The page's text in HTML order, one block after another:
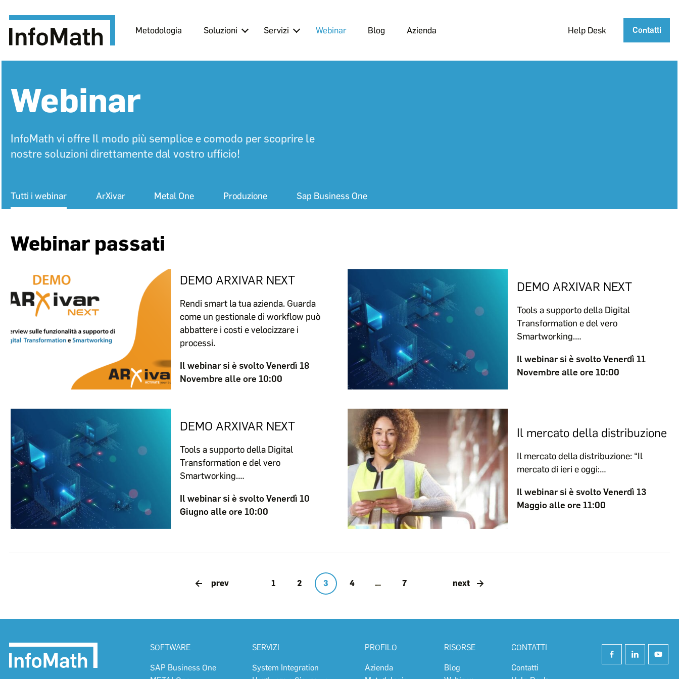
Metodologia Soluzioni Servizi Webinar Blog Azienda Help Desk Contatti
Webinar
InfoMath vi offre Il modo più semplice e comodo per scoprire le
nostre soluzioni direttamente dal vostro ufficio!
Tutti i webinar ArXivar Metal One Produzione Sap Business One
Webinar passati
DEMO ARXIVAR NEXT
Rendi smart la tua azienda. Guarda
come un gestionale di workflow può
abbattere i costi e velocizzare i
processi.
Il webinar si è svolto Venerdì 18
Novembre alle ore 10:00
DEMO ARXIVAR NEXT
Tools a supporto della Digital
Transformation e del vero
Smartworking.…
Il webinar si è svolto Venerdì 11
Novembre alle ore 10:00
DEMO ARXIVAR NEXT
Tools a supporto della Digital
Transformation e del vero
Smartworking.…
Il webinar si è svolto Venerdì 10
Giugno alle ore 10:00
Il mercato della distribuzione
Il mercato della distribuzione: “Il
mercato di ieri e oggi:…
Il webinar si è svolto Venerdì 13
Maggio alle ore 11:00
prev 1 2 3 4 … 7 next
SOFTWARE
SAP Business One
SERVIZI
System Integration
PROFILO
Azienda
RISORSE
Blog
CONTATTI
Contatti